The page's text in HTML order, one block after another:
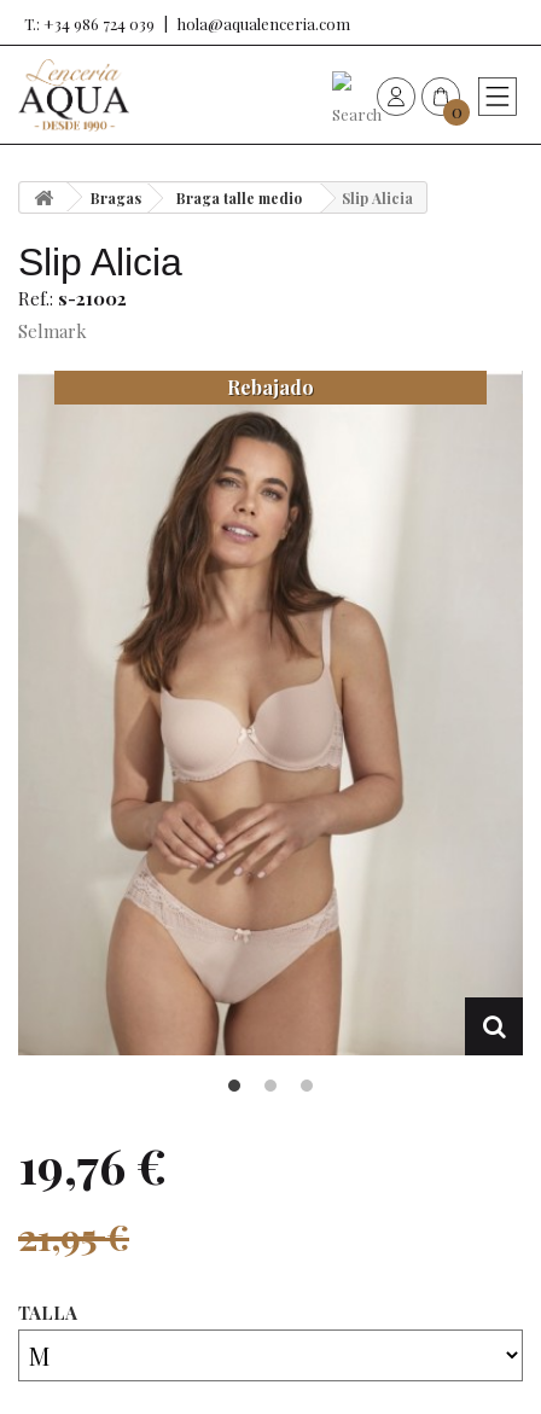
T.: +34 986 724 039 hola@aqualenceria.com
0
Baño de mujer
Ropa y complementos
Lencería
Prendas moldeadoras
Hombre
Ortopedia
Outlet
Bragas Braga talle medio Slip Alicia
Slip Alicia
Ref.: s-21002
Selmark
Rebajado
19,76 €
21,95 €
TALLA